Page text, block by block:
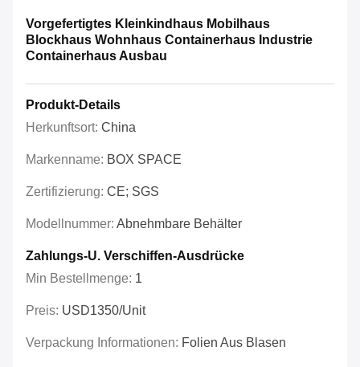
Vorgefertigtes Kleinkindhaus Mobilhaus
Blockhaus Wohnhaus Containerhaus Industrie
Containerhaus Ausbau
Produkt-Details
Herkunftsort: China
Markenname: BOX SPACE
Zertifizierung: CE; SGS
Modellnummer: Abnehmbare Behälter
Zahlungs-U. Verschiffen-Ausdrücke
Min Bestellmenge: 1
Preis: USD1350/unit
Verpackung Informationen: Folien Aus Blasen